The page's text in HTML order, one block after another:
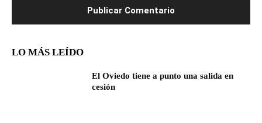
LO MÁS LEÍDO
El Oviedo tiene a punto una salida en
cesión